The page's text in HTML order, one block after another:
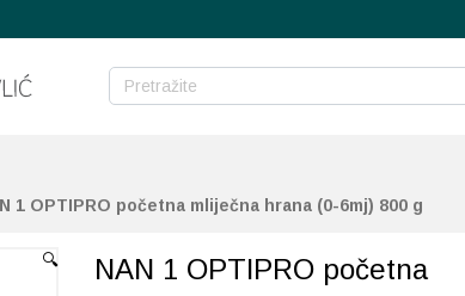
1 OPTIPRO početna mliječna hrana (0-6mj) 800 g
🔍
NAN 1 OPTIPRO početna